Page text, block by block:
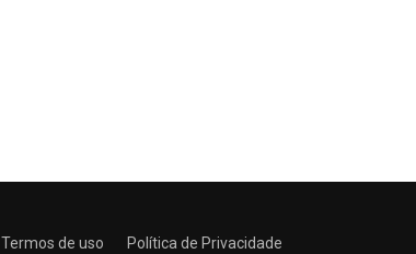
Termos de uso
Política de Privacidade